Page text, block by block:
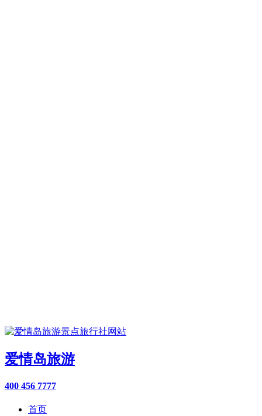
爱情岛旅游
400 456 7777
首页